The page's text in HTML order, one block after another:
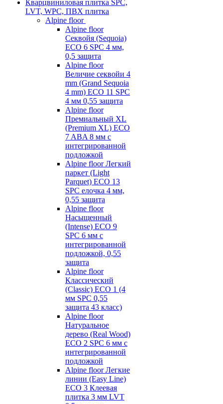
Кварцвиниловая плитка SPC,
LVT, WPC, ПВХ плитка
Alpine floor
Alpine floor
Секвойя (Sequoia)
ECO 6 SPC 4 мм,
0,5 защита
Alpine floor
Величие секвойи 4
mm (Grand Sequoia
4 mm) ECO 11 SPC
4 мм 0,55 защита
Alpine floor
Премиальный XL
(Premium XL) ECO
7 ABA 8 мм с
интегрированной
подложкой
Alpine floor Легкий
паркет (Light
Parquet) ECO 13
SPC елочка 4 мм,
0,55 защита
Alpine floor
Насыщенный
(Intense) ECO 9
SPC 6 мм с
интегрированной
подложкой, 0,55
защита
Alpine floor
Классический
(Classic) ECO 1 (4
мм SPC 0,55
защита 43 класс)
Alpine floor
Натуральное
дерево (Real Wood)
ECO 2 SPC 6 мм с
интегрированной
подложкой
Alpine floor Легкие
линии (Easy Line)
ECO 3 Клеевая
плитка 3 мм LVT